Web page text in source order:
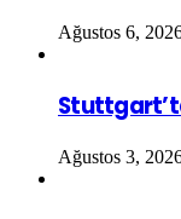
Ağustos 6,
Ağustos 3,